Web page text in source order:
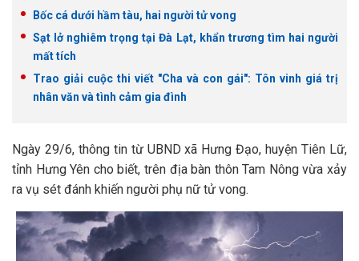
Bốc cá dưới hầm tàu, hai người tử vong
Sạt lở nghiêm trọng tại Đà Lạt, khẩn trương tìm hai người
mất tích
Trao giải cuộc thi viết "Cha và con gái": Tôn vinh giá trị
nhân văn và tình cảm gia đình
Ngày 29/6, thông tin từ UBND xã Hưng Đạo, huyện Tiên Lữ,
tỉnh Hưng Yên cho biết, trên địa bàn thôn Tam Nông vừa xảy
ra vụ sét đánh khiến người phụ nữ tử vong.